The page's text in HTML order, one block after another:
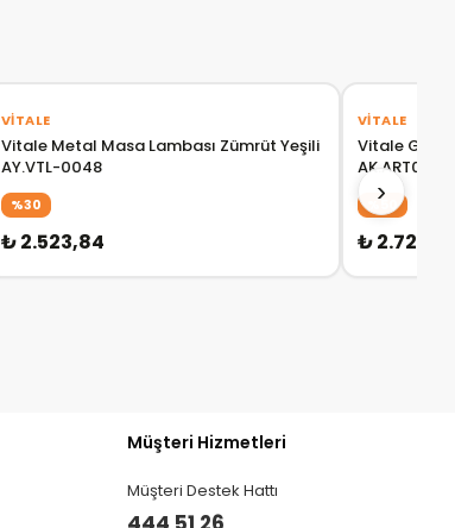
›
VITALE
Vitale Metal Masa Lambası Zümrüt Yeşili
AY.VTL-0048
%30
₺ 2.523,84
VITALE
Vitale
AK.ART0072
%50
₺ 2.728,12
Müşteri Hizmetleri
Müşteri Destek Hattı